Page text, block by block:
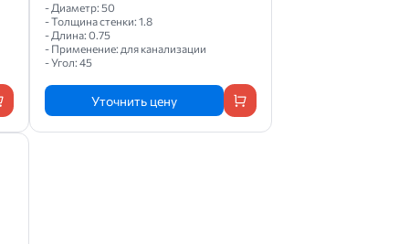
- Диаметр: 50
- Толщина стенки: 1.8
- Длина: 0.75
- Применение: для канализации
- Угол: 45
Уточнить цену